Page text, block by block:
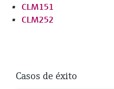
CLM151
CLM252
Casos de éxito